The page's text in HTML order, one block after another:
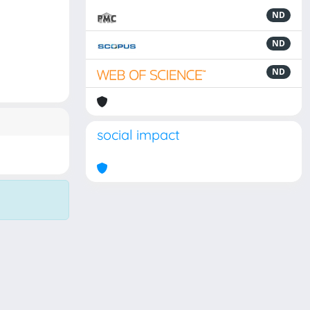
ND
ND
ND
social impact